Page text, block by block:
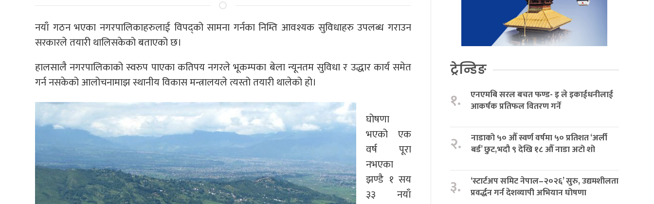
नयाँ गठन भएका नगरपालिकाहरुलाई विपद्को सामना गर्नका निम्ति आवश्यक सुविधाहरु उपलब्ध गराउन
सरकारले तयारी थालिसकेको बताएको छ।
हालसालै नगरपालिकाको स्वरुप पाएका कतिपय नगरले भूकम्पका बेला न्यूनतम सुविधा र उद्धार कार्य समेत
गर्न नसकेको आलोचनामाझ स्थानीय विकास मन्त्रालयले त्यस्तो तयारी थालेको हो।
घोषणा
भएको एक
वर्ष पूरा
नभएका
झण्डै १ सय
३३ नयाँ
ट्रेन्डिङ
१.
एनएमबि सरल बचत फण्ड- इ ले इकाईधनीलाई
आकर्षक प्रतिफल वितरण गर्ने
२.
नाडाको ५० औँ स्वर्ण वर्षमा ५० प्रतिशत ‘अर्ली
बर्ड’ छुट,भदौ ९ देखि १८ औँ नाडा अटो शो
३.
‘स्टार्टअप समिट नेपाल–२०२६’ सुरु, उद्यमशीलता
प्रवर्द्धन गर्न देशव्यापी अभियान घोषणा